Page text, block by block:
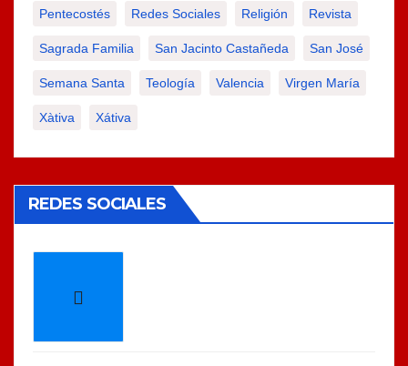
Pentecostés Redes Sociales Religión Revista
Sagrada Familia San Jacinto Castañeda San José
Semana Santa Teología Valencia Virgen María
Xàtiva Xátiva
REDES SOCIALES